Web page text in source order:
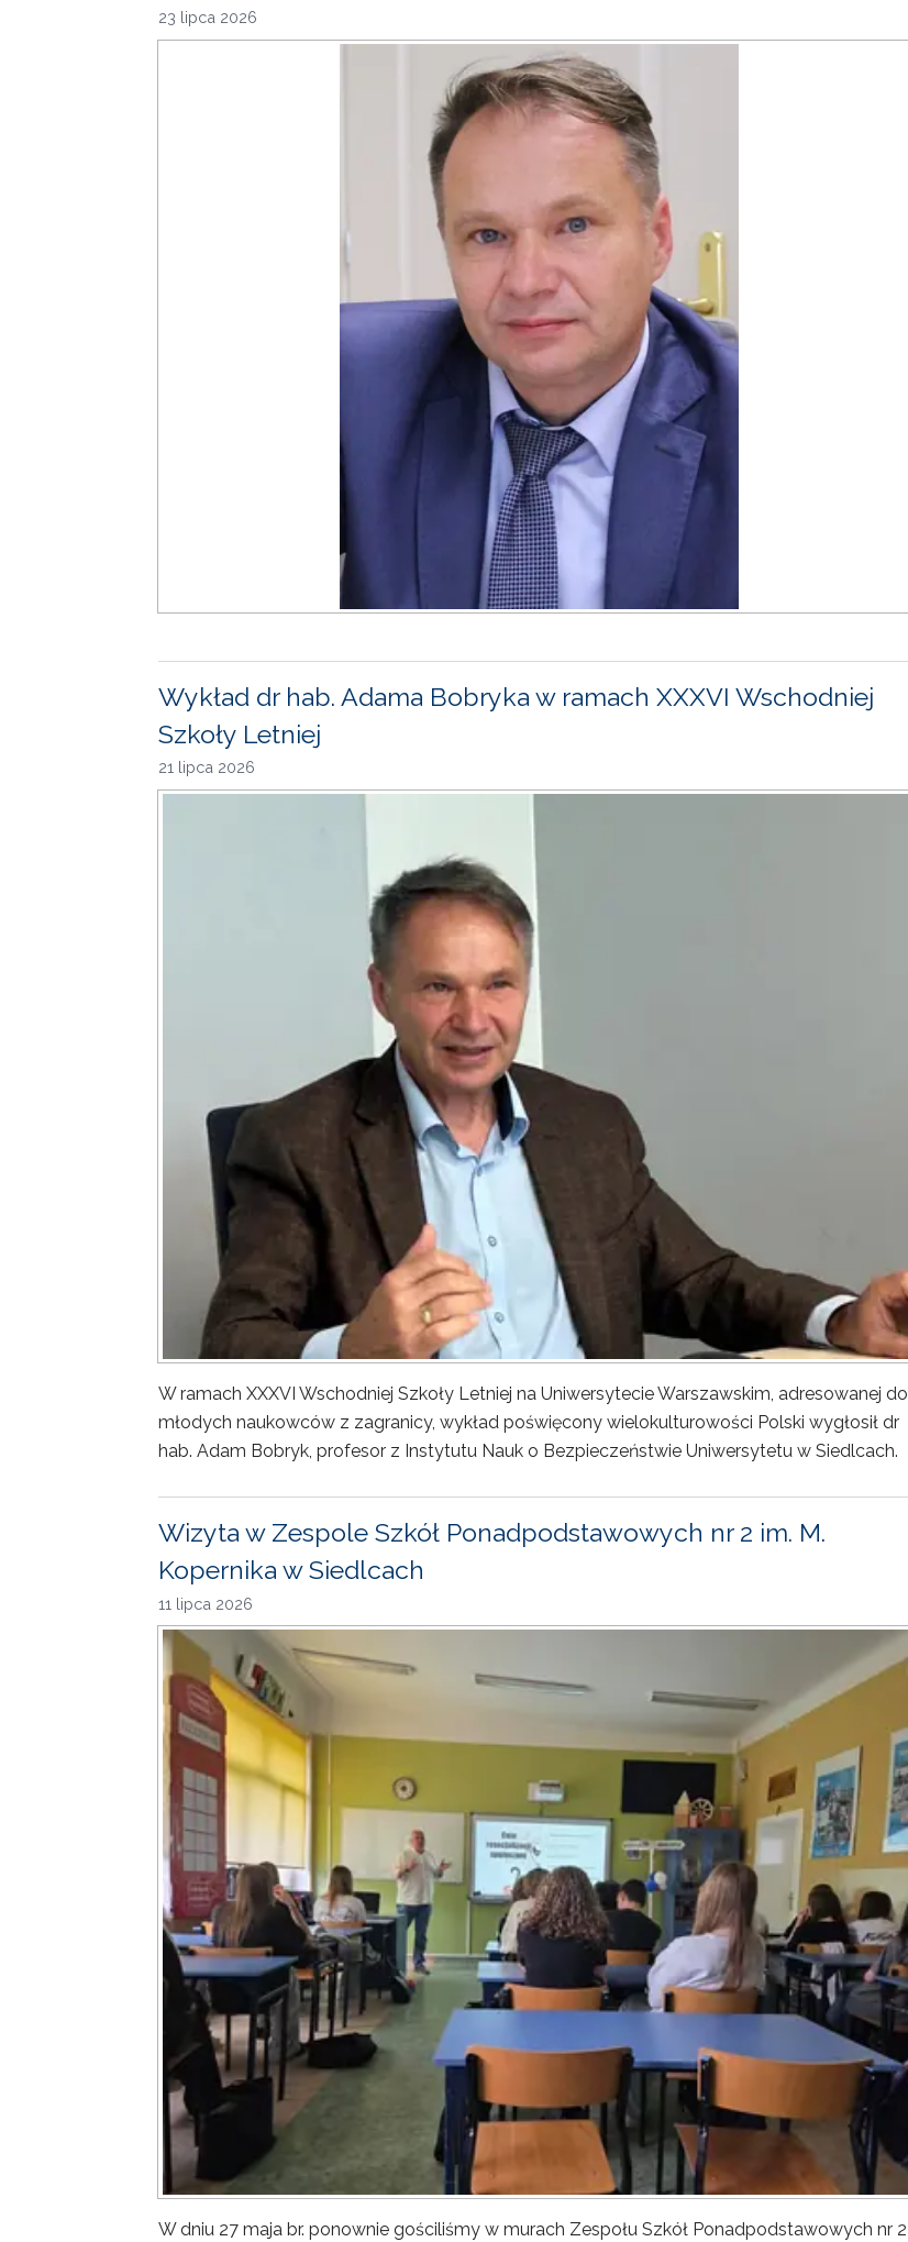
23 lipca 2026
Wykład dr hab. Adama Bobryka w ramach XXXVI Wschodniej
Szkoły Letniej
21 lipca 2026
W ramach XXXVI Wschodniej Szkoły Letniej na Uniwersytecie Warszawskim, adresowanej do
młodych naukowców z zagranicy, wykład poświęcony wielokulturowości Polski wygłosił dr
hab. Adam Bobryk, profesor z Instytutu Nauk o Bezpieczeństwie Uniwersytetu w Siedlcach.
Wizyta w Zespole Szkół Ponadpodstawowych nr 2 im. M.
Kopernika w Siedlcach
11 lipca 2026
W dniu 27 maja br. ponownie gościliśmy w murach Zespołu Szkół Ponadpodstawowych nr 2